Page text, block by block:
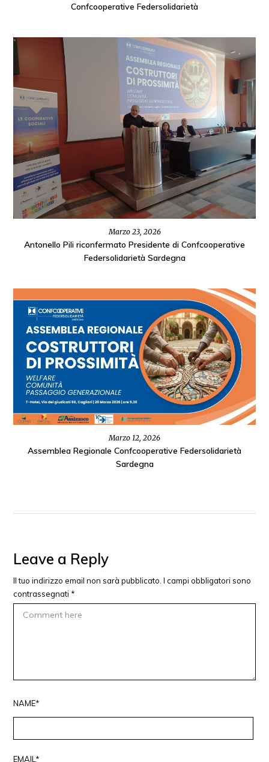
Confcooperative Federsolidarietà
Marzo 23, 2026
Antonello Pili riconfermato Presidente di Confcooperative
Federsolidarietà Sardegna
Marzo 12, 2026
Assemblea Regionale Confcooperative Federsolidarietà
Sardegna
Leave a Reply
Il tuo indirizzo email non sarà pubblicato. I campi obbligatori sono
contrassegnati *
NAME*
EMAIL*